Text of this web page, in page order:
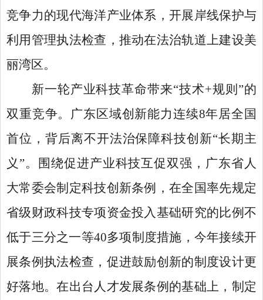
竞争力的现代海洋产业体系，开展岸线保护与
利用管理执法检查，推动在法治轨道上建设美
丽湾区。
新一轮产业科技革命带来“技术+规则”的
双重竞争。广东区域创新能力连续8年居全国
首位，背后离不开法治保障科技创新“长期主
义”。围绕促进产业科技互促双强，广东省人
大常委会制定科技创新条例，在全国率先规定
省级财政科技专项资金投入基础研究的比例不
低于三分之一等40多项制度措施，今年接续开
展条例执法检查，促进鼓励创新的制度设计更
好落地。在出台人才发展条例的基础上，制定